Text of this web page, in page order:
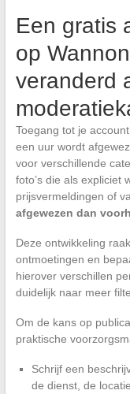
Een gratis
op
veranderd
Toegang tot je
een uur wordt
voor verschillende
foto’s die als expliciet
prijsvermeldingen of
afgewezen dan
Deze ontwikkeling
ontmoetingen en
hierover verschillen
duidelijk naar meer
Om de kans op
praktische
Schrijf een
de dienst, de